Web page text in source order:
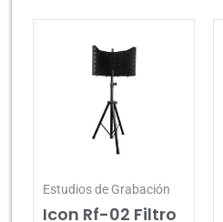
Estudios de Grabación
Icon Rf-02 Filtro